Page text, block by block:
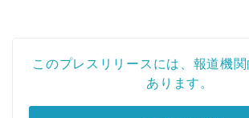
このプレスリリースには、報道機
あります。